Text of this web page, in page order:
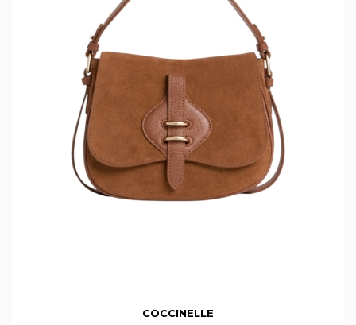
COCCINELLE